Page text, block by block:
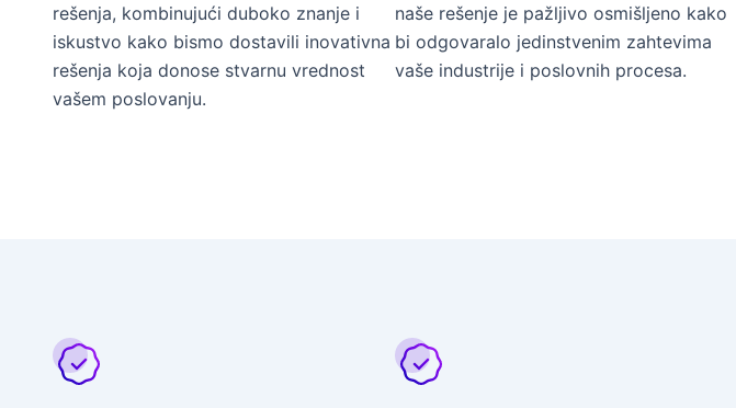
rešenja, kombinujući duboko znanje i
iskustvo kako bismo dostavili inovativna
rešenja koja donose stvarnu vrednost
vašem poslovanju.
naše rešenje je pažljivo osmišljeno kako
bi odgovaralo jedinstvenim zahtevima
vaše industrije i poslovnih procesa.